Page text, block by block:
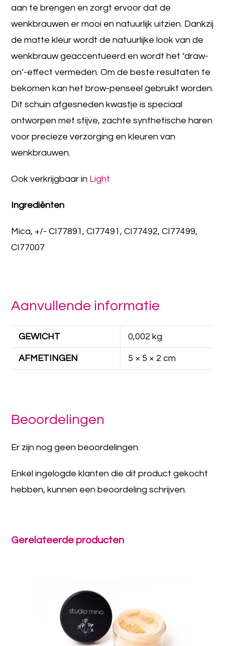
aan te brengen en zorgt ervoor dat de
wenkbrauwen er mooi en natuurlijk uitzien. Dankzij
de matte kleur wordt de natuurlijke look van de
wenkbrauw geaccentueerd en wordt het ‘draw-
on’-effect vermeden. Om de beste resultaten te
bekomen kan het brow-penseel gebruikt worden.
Dit schuin afgesneden kwastje is speciaal
ontworpen met stijve, zachte synthetische haren
voor precieze verzorging en kleuren van
wenkbrauwen.
Ook verkrijgbaar in Light
Ingrediënten
Mica, +/- CI77891, CI77491, CI77492, CI77499,
CI77007
Aanvullende informatie
GEWICHT 0,002 kg
AFMETINGEN 5 × 5 × 2 cm
Beoordelingen
Er zijn nog geen beoordelingen.
Enkel ingelogde klanten die dit product gekocht
hebben, kunnen een beoordeling schrijven.
Gerelateerde producten